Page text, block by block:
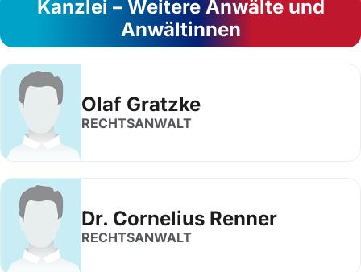
Kanzlei – Weitere Anwälte und
Anwältinnen
Olaf Gratzke
RECHTSANWALT
Dr. Cornelius Renner
RECHTSANWALT